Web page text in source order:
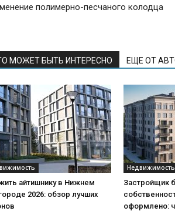
полимерно-песчаного колодца
МОЖЕТ БЫТЬ ИНТЕРЕСНО ЕЩЕ ОТ
айтишнику в Нижнем
2026: обзор лучших
Недвижимость
Застройщик
оформлено: